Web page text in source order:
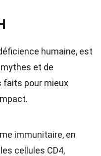
humaine, est
et de
faits pour mieux
immunitaire, en
cellules CD4,